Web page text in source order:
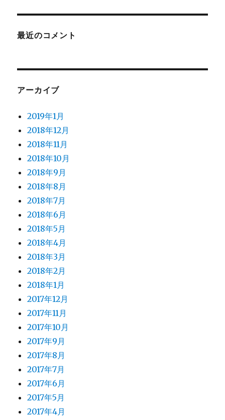
最近のコメント
アーカイブ
2019年1月
2018年12月
2018年11月
2018年10月
2018年9月
2018年8月
2018年7月
2018年6月
2018年5月
2018年4月
2018年3月
2018年2月
2018年1月
2017年12月
2017年11月
2017年10月
2017年9月
2017年8月
2017年7月
2017年6月
2017年5月
2017年4月